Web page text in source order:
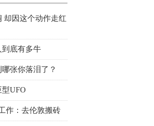
却因这个动作走红
底有多牛
张你落泪了？
UFO
作：去伦敦搬砖